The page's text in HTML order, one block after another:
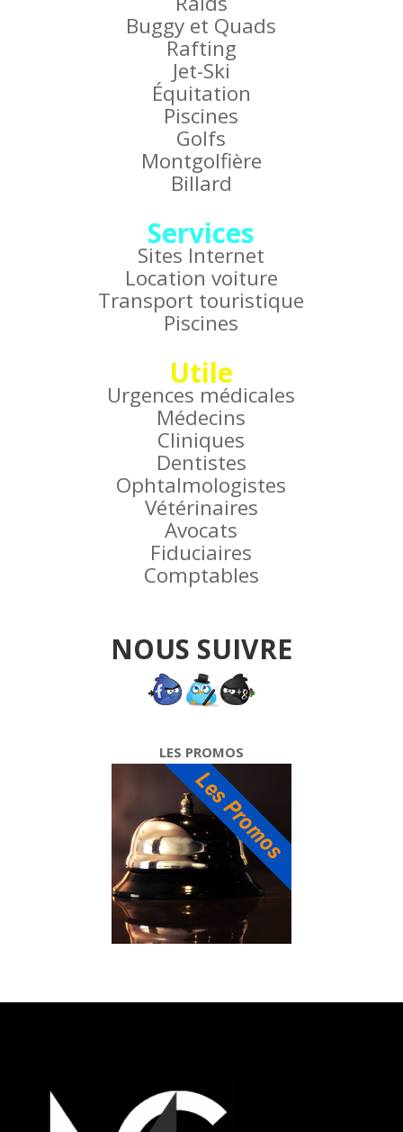
Buggy et Quads
Rafting
Jet-Ski
Équitation
Piscines
Golfs
Montgolfière
Billard
Services
Sites Internet
Location voiture
Transport touristique
Piscines
Utile
Urgences médicales
Médecins
Cliniques
Dentistes
Ophtalmologistes
Vétérinaires
Avocats
Fiduciaires
Comptables
NOUS SUIVRE
LES PROMOS